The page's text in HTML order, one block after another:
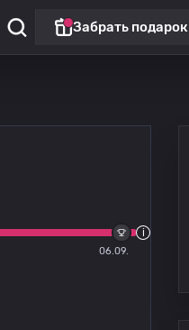
Забрать подарок
06.09.
13.08